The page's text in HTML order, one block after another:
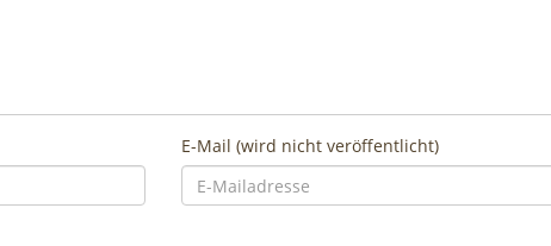
E-Mail (wird nicht veröffentlicht)